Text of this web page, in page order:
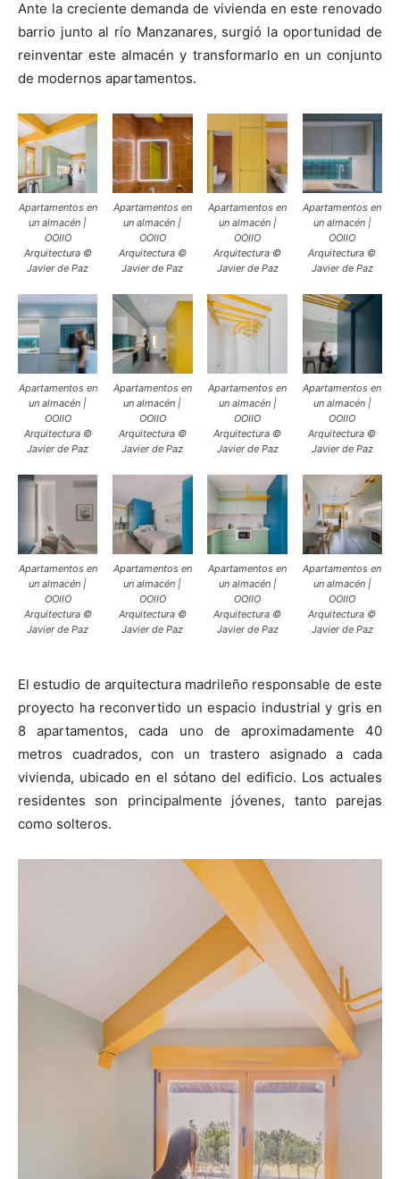
Ante la creciente demanda de vivienda en este renovado
barrio junto al río Manzanares, surgió la oportunidad de
reinventar este almacén y transformarlo en un conjunto
de modernos apartamentos.
Apartamentos en
un almacén |
OOIIO
Arquitectura ©
Javier de Paz
Apartamentos en
un almacén |
OOIIO
Arquitectura ©
Javier de Paz
Apartamentos en
un almacén |
OOIIO
Arquitectura ©
Javier de Paz
Apartamentos en
un almacén |
OOIIO
Arquitectura ©
Javier de Paz
Apartamentos en
un almacén |
OOIIO
Arquitectura ©
Javier de Paz
Apartamentos en
un almacén |
OOIIO
Arquitectura ©
Javier de Paz
Apartamentos en
un almacén |
OOIIO
Arquitectura ©
Javier de Paz
Apartamentos en
un almacén |
OOIIO
Arquitectura ©
Javier de Paz
Apartamentos en
un almacén |
OOIIO
Arquitectura ©
Javier de Paz
Apartamentos en
un almacén |
OOIIO
Arquitectura ©
Javier de Paz
Apartamentos en
un almacén |
OOIIO
Arquitectura ©
Javier de Paz
Apartamentos en
un almacén |
OOIIO
Arquitectura ©
Javier de Paz
El estudio de arquitectura madrileño responsable de este
proyecto ha reconvertido un espacio industrial y gris en
8 apartamentos, cada uno de aproximadamente 40
metros cuadrados, con un trastero asignado a cada
vivienda, ubicado en el sótano del edificio. Los actuales
residentes son principalmente jóvenes, tanto parejas
como solteros.